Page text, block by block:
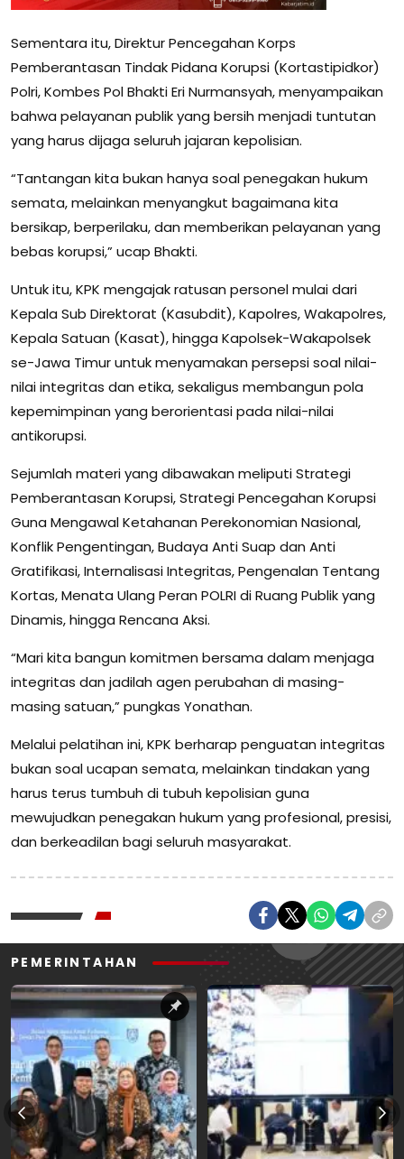
Sementara itu, Direktur Pencegahan Korps
Pemberantasan Tindak Pidana Korupsi (Kortastipidkor)
Polri, Kombes Pol Bhakti Eri Nurmansyah, menyampaikan
bahwa pelayanan publik yang bersih menjadi tuntutan
yang harus dijaga seluruh jajaran kepolisian.
“Tantangan kita bukan hanya soal penegakan hukum
semata, melainkan menyangkut bagaimana kita
bersikap, berperilaku, dan memberikan pelayanan yang
bebas korupsi,” ucap Bhakti.
Untuk itu, KPK mengajak ratusan personel mulai dari
Kepala Sub Direktorat (Kasubdit), Kapolres, Wakapolres,
Kepala Satuan (Kasat), hingga Kapolsek-Wakapolsek
se-Jawa Timur untuk menyamakan persepsi soal nilai-
nilai integritas dan etika, sekaligus membangun pola
kepemimpinan yang berorientasi pada nilai-nilai
antikorupsi.
Sejumlah materi yang dibawakan meliputi Strategi
Pemberantasan Korupsi, Strategi Pencegahan Korupsi
Guna Mengawal Ketahanan Perekonomian Nasional,
Konflik Pengentingan, Budaya Anti Suap dan Anti
Gratifikasi, Internalisasi Integritas, Pengenalan Tentang
Kortas, Menata Ulang Peran POLRI di Ruang Publik yang
Dinamis, hingga Rencana Aksi.
“Mari kita bangun komitmen bersama dalam menjaga
integritas dan jadilah agen perubahan di masing-
masing satuan,” pungkas Yonathan.
Melalui pelatihan ini, KPK berharap penguatan integritas
bukan soal ucapan semata, melainkan tindakan yang
harus terus tumbuh di tubuh kepolisian guna
mewujudkan penegakan hukum yang profesional, presisi,
dan berkeadilan bagi seluruh masyarakat.
PEMERINTAHAN